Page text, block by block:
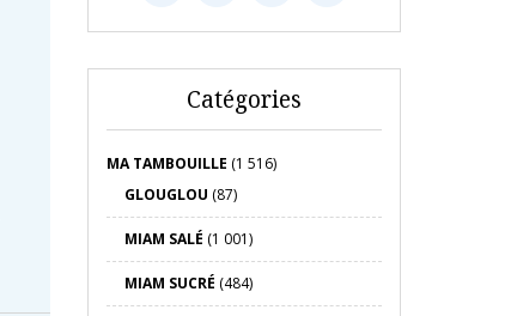
Catégories
MA TAMBOUILLE (1 516)
GLOUGLOU (87)
MIAM SALÉ (1 001)
MIAM SUCRÉ (484)